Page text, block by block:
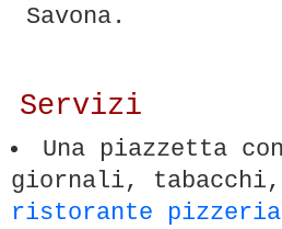
Savona.
Servizi
Una piazzetta
giornali,
ristorante pizzeria